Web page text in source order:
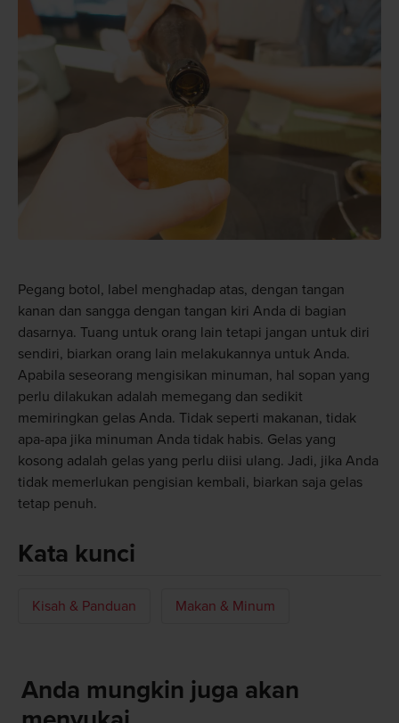
Pegang botol, label menghadap atas, dengan tangan
kanan dan sangga dengan tangan kiri Anda di bagian
dasarnya. Tuang untuk orang lain tetapi jangan untuk diri
sendiri, biarkan orang lain melakukannya untuk Anda.
Apabila seseorang mengisikan minuman, hal sopan yang
perlu dilakukan adalah memegang dan sedikit
memiringkan gelas Anda. Tidak seperti makanan, tidak
apa-apa jika minuman Anda tidak habis. Gelas yang
kosong adalah gelas yang perlu diisi ulang. Jadi, jika Anda
tidak memerlukan pengisian kembali, biarkan saja gelas
tetap penuh.
Kata kunci
Kisah & Panduan Makan & Minum
Anda mungkin juga akan